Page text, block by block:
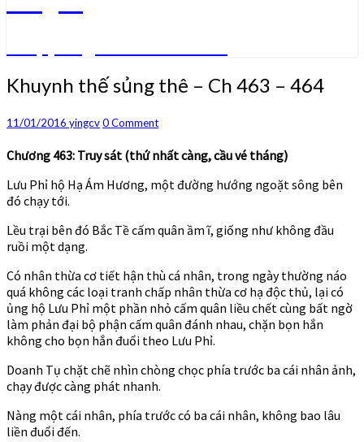
Khuynh
thế
thê
Ch
463
–
464
Khuynh thế sủng thê – Ch 463 – 464
11/01/2016 yingcvComments
0 Comment
Chương 463: Truy sát (thứ nhất càng, cầu vé tháng)
Lưu Phỉ hộ Hạ Ám Hương, một đường hướng ngoặt sông bên
đó chạy tới.
Lều trại bên đó Bắc Tề cấm quân ầm ĩ, giống như không đầu
ruồi một dạng.
Có nhân thừa cơ tiết hận thù cá nhân, trong ngày thường náo
quá không các loại tranh chấp nhân thừa cơ hạ độc thủ, lại có
ủng hộ Lưu Phỉ một phần nhỏ cấm quân liều chết cùng bất ngờ
làm phản đại bộ phận cấm quân đánh nhau, chặn bọn hắn
không cho bọn hắn đuổi theo Lưu Phỉ.
Doanh Tụ chặt chẽ nhìn chòng chọc phía trước ba cái nhân ảnh,
chạy được càng phát nhanh.
Nàng một cái nhân, phía trước có ba cái nhân, không bao lâu
liền đuổi đến.